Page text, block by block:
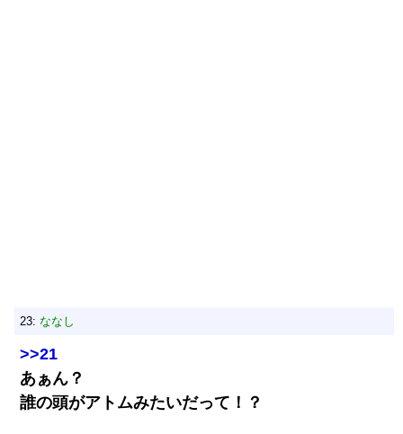
23: ななし
>>21
あぁん？
誰の頭がアトムみたいだって！？